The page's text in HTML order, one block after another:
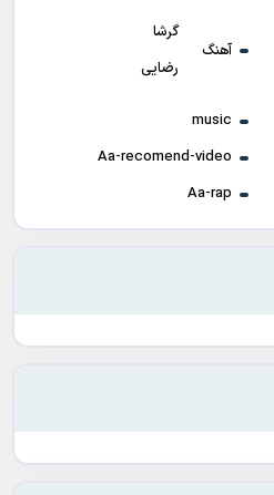
آهنگ
گرشا
رضایی
music
Aa-recomend-video
Aa-rap